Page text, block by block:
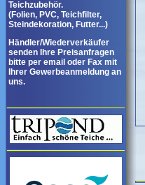
Teichzubehör.
(Folien, PVC, Teichfilter,
Steindekoration, Futter...)
Händler/Wiederverkäufer
senden Ihre Preisanfragen
bitte per email oder Fax mit
Ihrer Gewerbeanmeldung an
uns.